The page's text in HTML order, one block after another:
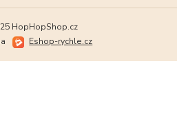
HopHopShop.cz
Eshop-rychle.cz